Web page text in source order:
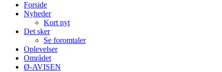
Forside
Nyheder
Kort nyt
Det sker
Se foromtaler
Oplevelser
Området
Ø-AVISEN